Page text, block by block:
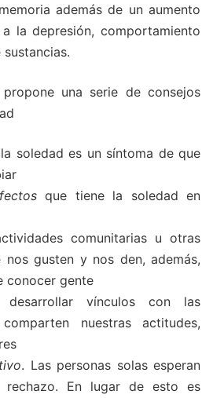
además de un aumento
la depresión, comportamiento
una serie de consejos
soledad es un síntoma de que
que tiene la soledad en
comunitarias u otras
nos gusten y nos den, además,
conocer gente
vínculos con las
nuestras actitudes,
. Las personas solas esperan
rechazo. En lugar de esto es